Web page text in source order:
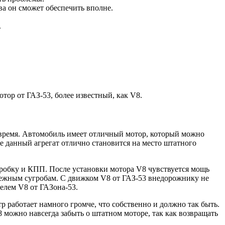
он сможет обеспечить вполне.
от ГАЗ-53, более известный, как V8.
Автомобиль имеет отличный мотор, который можно
агрегат отлично становится на место штатного
и КПП. После установки мотора V8 чувствуется мощь
сугробам. С движком V8 от ГАЗ-53 внедорожнику не
V8 от ГАЗона-53.
намного громче, что собственно и должно так быть.
навсегда забыть о штатном моторе, так как возвращать